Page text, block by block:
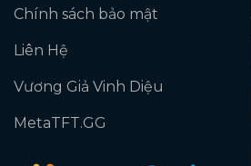
Chính sách bảo mật
Liên Hệ
Vương Giả Vinh Diệu
MetaTFT.GG